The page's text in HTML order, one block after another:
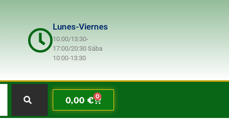
Lunes-Viernes
10.00/13:30-
17:00/20:30 Sába
10:00-13:30
0,00 € 0